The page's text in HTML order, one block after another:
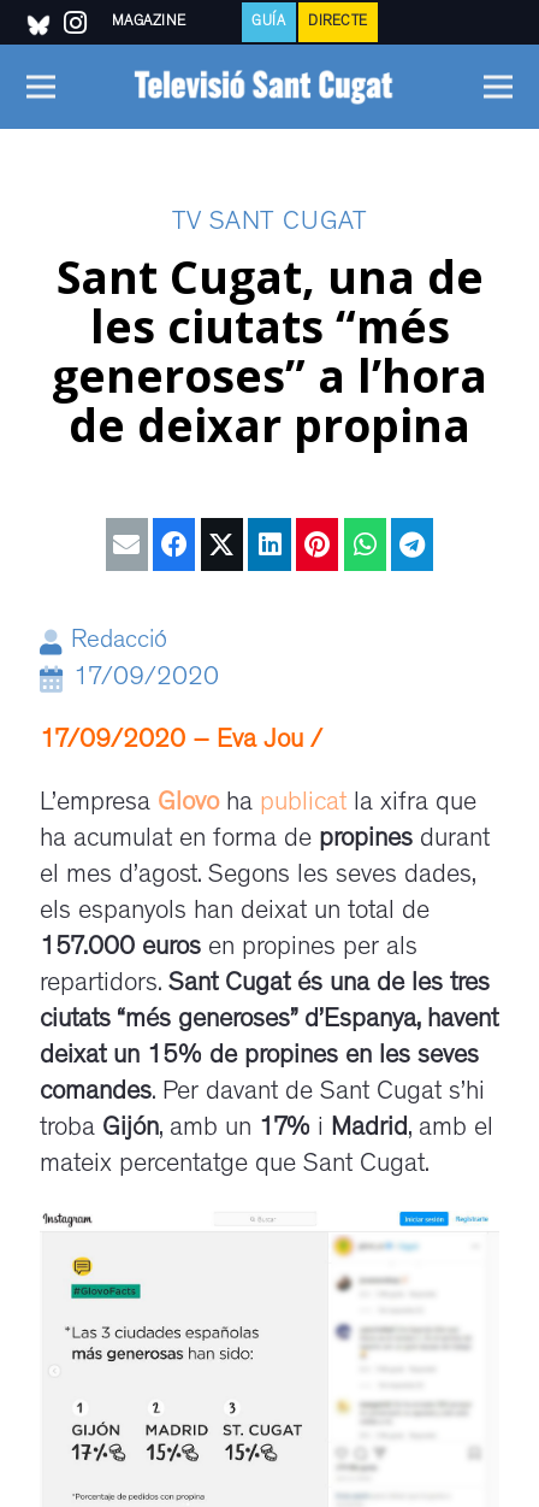
MAGAZINE GUÍA DIRECTE
TV SANT CUGAT
Sant Cugat, una de
les ciutats “més
generoses” a l’hora
de deixar propina
Redacció
17/09/2020
17/09/2020 – Eva Jou /
L’empresa Glovoha publicat la xifra que
ha acumulat en forma de propines durant
el mes d’agost. Segons les seves dades,
els espanyols han deixat un total de
157.000 euros en propines per als
repartidors. Sant Cugat és una de les tres
ciutats “més generoses” d’Espanya, havent
deixat un 15% de propines en les seves
comandes. Per davant de Sant Cugat s’hi
troba Gijón, amb un 17% i Madrid, amb el
mateix percentatge que Sant Cugat.